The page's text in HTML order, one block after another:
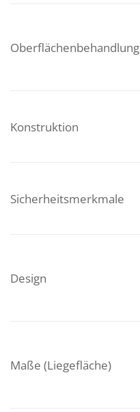
Oberflächenbehandlung
Konstruktion
Sicherheitsmerkmale
Design
Maße (Liegefläche)